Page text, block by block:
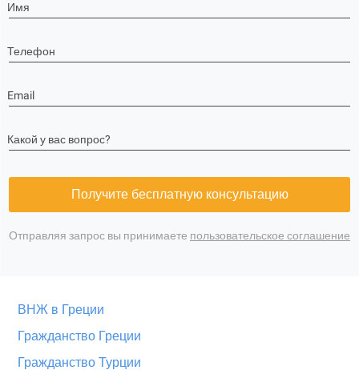
Имя
Телефон
Email
Какой у вас вопрос?
Получите бесплатную консультацию
Отправляя запрос вы принимаете пользовательское соглашение
ВНЖ в Греции
Гражданство Греции
Гражданство Турции